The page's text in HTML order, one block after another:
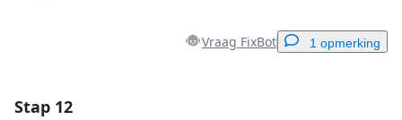
Vraag FixBot 1 opmerking
Stap 12